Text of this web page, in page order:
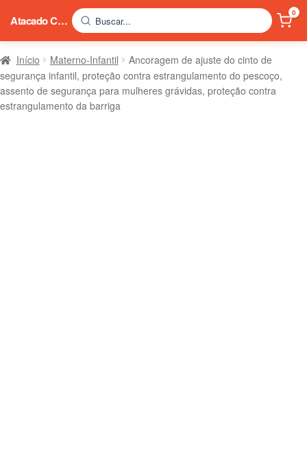
Início Materno-Infantil
Ancoragem de ajuste do cinto de
segurança infantil, proteção contra estrangulamento do pescoço,
assento de segurança para mulheres grávidas, proteção contra
estrangulamento da barriga
Atacado China Buscar...
0